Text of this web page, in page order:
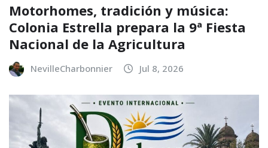
Motorhomes, tradición y música:
Colonia Estrella prepara la 9ª Fiesta
Nacional de la Agricultura
NevilleCharbonnier Jul 8, 2026